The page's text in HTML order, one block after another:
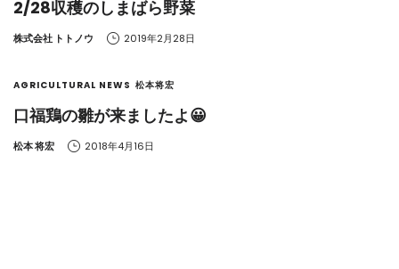
2/28収穫のしまばら野菜
by
株式会社 トトノウ 2019年2月28日
AGRICULTURAL NEWS 松本将宏
口福鶏の雛が来ましたよ😀
by
松本 将宏 2018年4月16日